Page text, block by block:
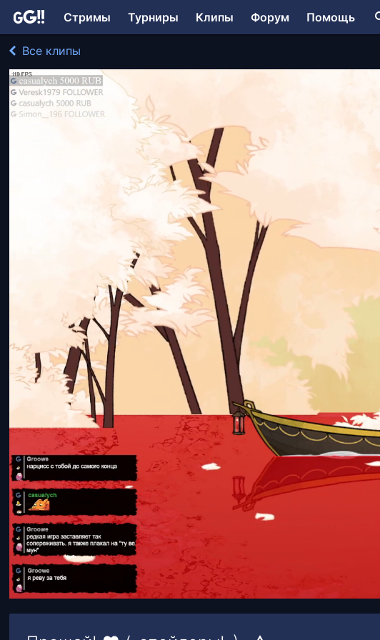
Стримы Турниры Клипы Форум Помощь
Все клипы
LollyDragon играл в Spiritfarer
278 просмотров